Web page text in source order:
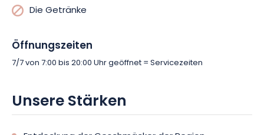
Die Getränke
Öffnungszeiten
7/7 von 7:00 bis 20:00 Uhr geöffnet = Servicezeiten
Unsere Stärken